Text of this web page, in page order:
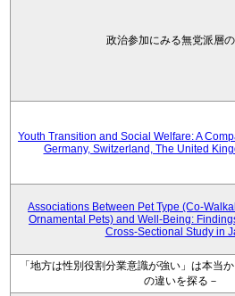
政治参加にみる無党派層
Youth Transition and Social Welfare: A
Germany, Switzerland, The United
Associations Between Pet Type (Co-
Ornamental Pets) and Well-Being:
Cross-Sectional Study in
「地方は性別役割分業意識が強い」は本当
の違いを探る－